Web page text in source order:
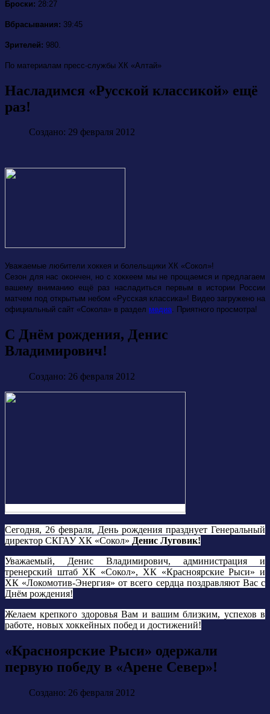
Броски: 28:27
Вбрасывания: 39:45
Зрителей: 980.
По материалам пресс-службы ХК «Алтай»
Насладимся «Русской классикой» ещё
раз!
Создано: 29 февраля 2012
Уважаемые любители хоккея и болельщики ХК «Сокол»!
Сезон для нас окончен, но с хоккеем мы не прощаемся и предлагаем
вашему вниманию ещё раз насладиться первым в истории России
матчем под открытым небом «Русская классика»! Видео загружено на
официальный сайт «Сокола» в раздел медиа. Приятного просмотра!
С Днём рождения, Денис
Владимирович!
Создано: 26 февраля 2012
Сегодня, 26 февраля, День рождения празднует Генеральный
директор СКГАУ ХК «Сокол» Денис Луговик!
Уважаемый, Денис Владимирович, администрация и
тренерский штаб ХК «Сокол», ХК «Красноярские Рыси» и
ХК «Локомотив-Энергия» от всего сердца поздравляют Вас с
Днём рождения!
Желаем крепкого здоровья Вам и вашим близким, успехов в
работе, новых хоккейных побед и достижений!
«Красноярские Рыси» одержали
первую победу в «Арене Север»!
Создано: 26 февраля 2012